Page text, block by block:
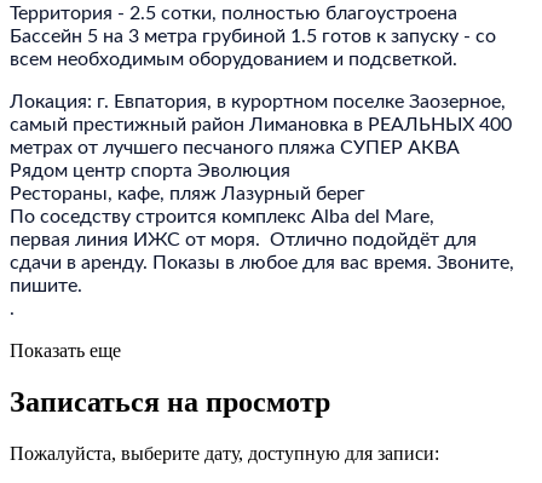
Территория - 2.5 сотки, полностью благоустроена
Бассейн 5 на 3 метра грубиной 1.5 готов к запуску - со
всем необходимым оборудованием и подсветкой.
Локация: г. Евпатория, в курортном поселке Заозерное,
самый престижный район Лимановка в РЕАЛЬНЫХ 400
метрах от лучшего песчаного пляжа СУПЕР АКВА
Рядом центр спорта Эволюция
Рестораны, кафе, пляж Лазурный берег
По соседству строится комплекс Alba del Mare,
первая линия ИЖС от моря.  Отлично подойдёт для
сдачи в аренду. Показы в любое для вас время. Звоните,
пишите.
.
Показать еще
Записаться на просмотр
Пожалуйста, выберите дату, доступную для записи: